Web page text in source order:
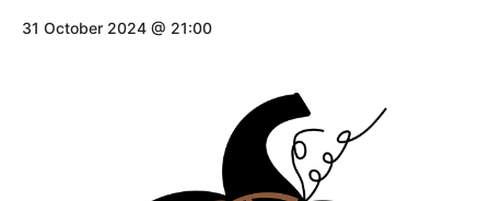
31 October 2024 @ 21:00